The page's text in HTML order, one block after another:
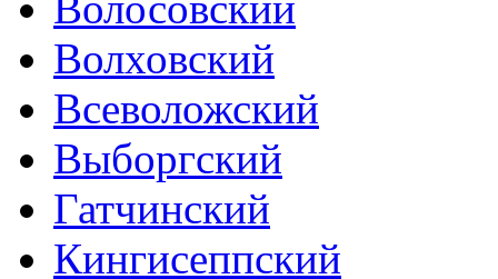
Волховский
Всеволожский
Выборгский
Гатчинский
Кингисеппский